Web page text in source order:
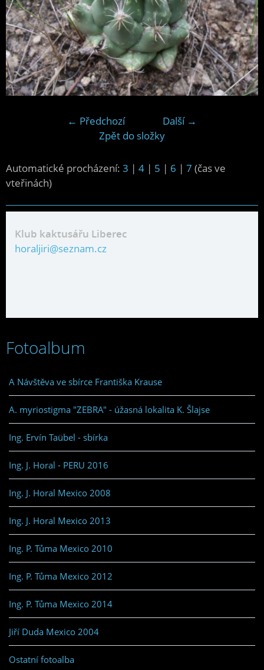
← Předchozí
Další →
Zpět do složky
Automatické procházení: 3 | 4 | 5 | 6 | 7 (čas ve
vteřinách)
Klub kaktusářu Liberec
horaljiri@seznam.cz
Fotoalbum
A Návštěva ve sbírce Františka Krause
A. myriostigma "ZEBRA" - úžasná lokalita K. Šlajse
Ing. Ervín Taübel - sbírka
Ing. J. Horal - PERU 2016
Ing. J. Horal Mexico 2008
Ing. J. Horal Mexico 2013
Ing. P. Tůma Mexico 2010
Ing. P. Tůma Mexico 2012
Ing. P. Tůma Mexico 2014
Jiří Duda Mexico 2004
Ostatní fotoalba